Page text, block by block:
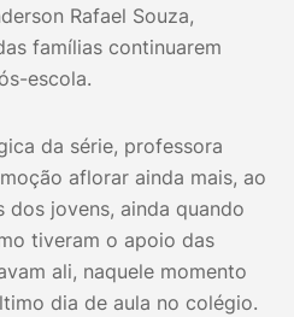
Rafael Souza,
famílias continuarem
escola.
da série, professora
aflorar ainda mais, ao
dos jovens, ainda quando
tiveram o apoio das
ali, naquele momento
dia de aula no colégio.